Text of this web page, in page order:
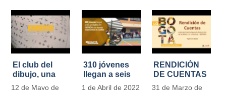
El club del
dibujo, una
apuesta para
12 de Mayo de
310 jóvenes
llegan a seis
unidades del
1 de Abril de 2022
RENDICIÓN
DE CUENTAS
IDIPRON |
31 de Marzo de